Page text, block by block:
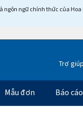
ngữ chính thức của
Trợ giúp
Mẫu đơn Báo